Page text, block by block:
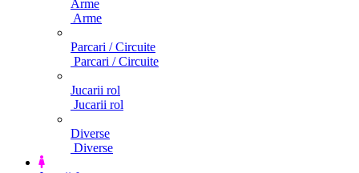
Arme
Arme
Parcari / Circuite
Parcari / Circuite
Jucarii rol
Jucarii rol
Diverse
Diverse